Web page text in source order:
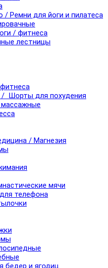
/ Ремни для йоги и пилатеса
/ фитнеса
лестницы
Шорты для похудения
/ Магнезия
мячи
телефона
бедер и ягодиц